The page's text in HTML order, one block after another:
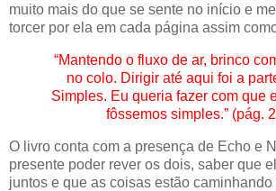
muito mais do que se sente no início e
torcer por ela em cada página assim
“Mantendo o fluxo de ar, brinco
no colo. Dirigir até aqui foi a
Simples. Eu queria fazer com que
fôssemos simples.” (pág.
O livro conta com a presença de Echo e
presente poder rever os dois, saber que
juntos e que as coisas estão